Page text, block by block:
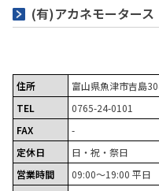
(有)アカネモータース
住所
富山県魚津市吉島
TEL
0765-24-0101
FAX
-
定休日
日・祝・祭日
営業時間
09:00～19:00 平日